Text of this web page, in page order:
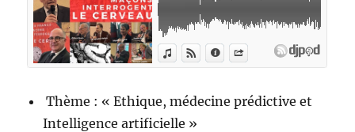
Thème : « Ethique, médecine prédictive et
Intelligence artificielle »